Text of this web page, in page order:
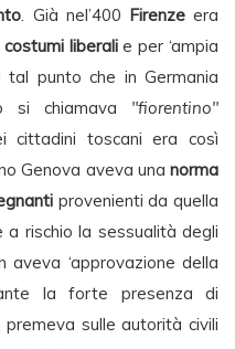
. Già nel’400 Firenzeera
costumi liberalie per ‘ampia
tal punto che in Germania
si chiamava "fiorentino"
cittadini toscani era così
Genova aveva una norma
provenienti da quella
rischio la sessualità degli
aveva ‘approvazione della
la forte presenza di
sulle autorità civili